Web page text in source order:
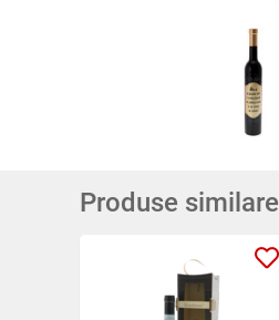
Produse similare